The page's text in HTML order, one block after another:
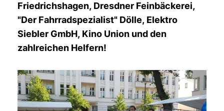
Friedrichshagen, Dresdner Feinbäckerei,
"Der Fahrradspezialist" Dölle, Elektro
Siebler GmbH, Kino Union und den
zahlreichen Helfern!